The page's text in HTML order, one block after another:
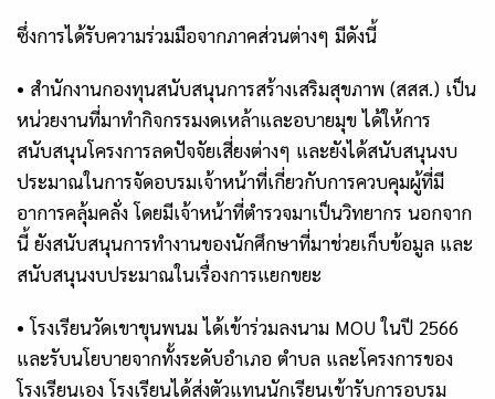
ซึ่งการได้รับความร่วมมือจากภาคส่วนต่างๆ มีดังนี้
• สำนักงานกองทุนสนับสนุนการสร้างเสริมสุขภาพ (สสส.) เป็น
หน่วยงานที่มาทำกิจกรรมงดเหล้าและอบายมุข ได้ให้การ
สนับสนุนโครงการลดปัจจัยเสี่ยงต่างๆ และยังได้สนับสนุนงบ
ประมาณในการจัดอบรมเจ้าหน้าที่เกี่ยวกับการควบคุมผู้ที่มี
อาการคลุ้มคลั่ง โดยมีเจ้าหน้าที่ตำรวจมาเป็นวิทยากร นอกจาก
นี้ ยังสนับสนุนการทำงานของนักศึกษาที่มาช่วยเก็บข้อมูล และ
สนับสนุนงบประมาณในเรื่องการแยกขยะ
•โรงเรียนวัดเขาขุนพนม ได้เข้าร่วมลงนาม MOUในปี 2566
และรับนโยบายจากทั้งระดับอำเภอ ตำบล และโครงการของ
โรงเรียนเอง โรงเรียนได้ส่งตัวแทนนักเรียนเข้ารับการอบรม